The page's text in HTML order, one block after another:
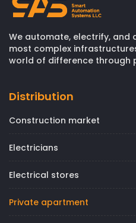
We automate, electrify, and
most complex
world of difference through
Distribution
Construction market
Electricians
Electrical stores
Private apartment